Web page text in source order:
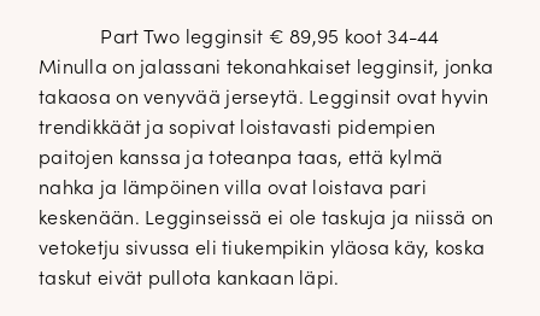
Part Two legginsit € 89,95 koot 34-44
Minulla on jalassani tekonahkaiset legginsit, jonka
takaosa on venyvää jerseytä. Legginsit ovat hyvin
trendikkäät ja sopivat loistavasti pidempien
paitojen kanssa ja toteanpa taas, että kylmä
nahka ja lämpöinen villa ovat loistava pari
keskenään. Legginseissä ei ole taskuja ja niissä on
vetoketju sivussa eli tiukempikin yläosa käy, koska
taskut eivät pullota kankaan läpi.